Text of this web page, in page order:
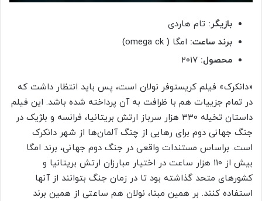
بازیگر: تام هاردی
برند ساعت: امگا ( omega ck)
محصول:
«دانکرک» فیلم کریستوفر نولان است، پس باید انتظار داشت که
در تمام جزییات هم با ظرافت به آن پرداخته شده باشد. این فیلم
داستان تخیله ۳۳۰ هزار سرباز ارتش بریتانیا، فرانسه و بلژیک در
جنگ جهانی دوم برای رهایی از چنگ آلمان‌ها از شهر دانکرک
است. براساس مستندات واقعی در جنگ دوم جهانی، برند امگا
بیش از ۱۱۰ هزار ساعت در اختیار مبارزان ارتش بریتانیا و
کشورهای متحد گذاشته بود تا در زمان جنگ بتوانند از آنها
استفاده کنند. بر همین مبنا، نولان هم ساعتی از همین برند